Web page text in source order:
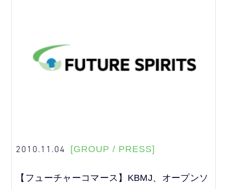
2010.11.04 [GROUP / PRESS]
【フューチャーコマース】KBMJ、オープンソ